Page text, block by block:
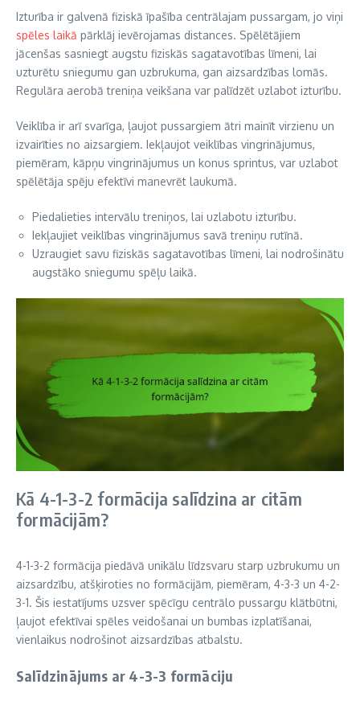
Izturība ir galvenā fiziskā īpašība centrālajam pussargam, jo viņi
spēles laikā pārklāj ievērojamas distances. Spēlētājiem
jācenšas sasniegt augstu fiziskās sagatavotības līmeni, lai
uzturētu sniegumu gan uzbrukuma, gan aizsardzības lomās.
Regulāra aerobā treniņa veikšana var palīdzēt uzlabot izturību.
Veiklība ir arī svarīga, ļaujot pussargiem ātri mainīt virzienu un
izvairīties no aizsargiem. Iekļaujot veiklības vingrinājumus,
piemēram, kāpņu vingrinājumus un konus sprintus, var uzlabot
spēlētāja spēju efektīvi manevrēt laukumā.
Piedalieties intervālu treniņos, lai uzlabotu izturību.
Iekļaujiet veiklības vingrinājumus savā treniņu rutīnā.
Uzraugiet savu fiziskās sagatavotības līmeni, lai nodrošinātu
augstāko sniegumu spēļu laikā.
Kā 4-1-3-2 formācija salīdzina ar citām
formācijām?
4-1-3-2 formācija piedāvā unikālu līdzsvaru starp uzbrukumu un
aizsardzību, atšķiroties no formācijām, piemēram, 4-3-3 un 4-2-
3-1. Šis iestatījums uzsver spēcīgu centrālo pussargu klātbūtni,
ļaujot efektīvai spēles veidošanai un bumbas izplatīšanai,
vienlaikus nodrošinot aizsardzības atbalstu.
Salīdzinājums ar 4-3-3 formāciju